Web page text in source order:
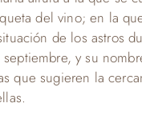
del vino; en la
de los astros
y su
que sugieren la